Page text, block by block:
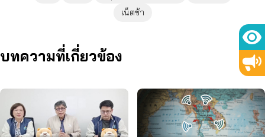
เน็ตช้า
บทความที่เกี่ยวข้อง